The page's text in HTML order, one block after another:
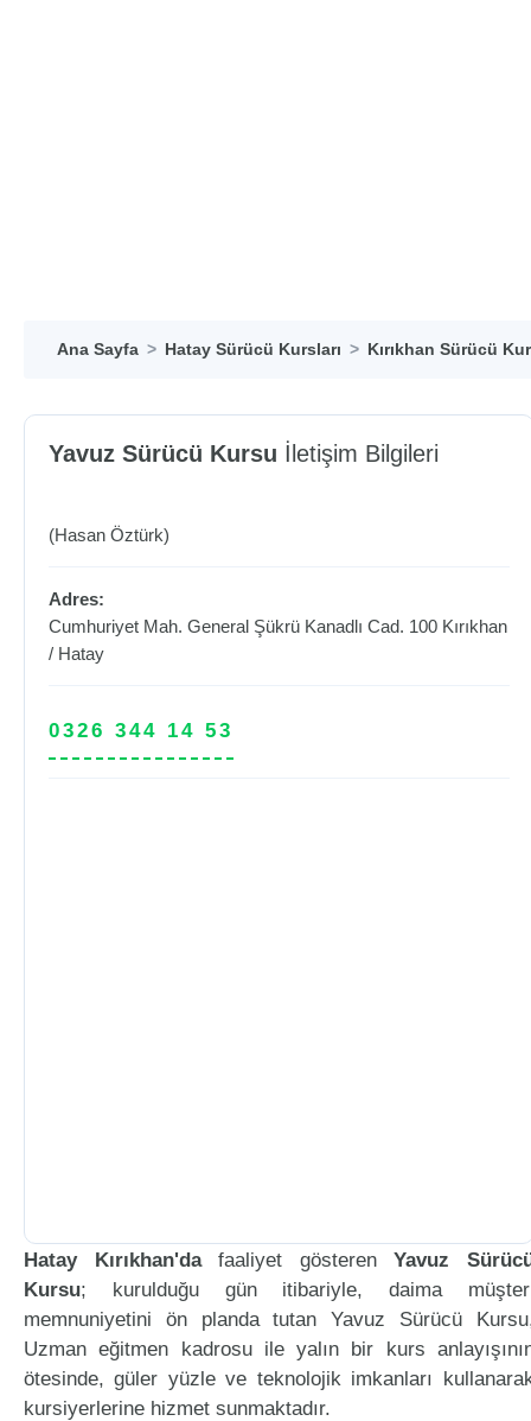
Ana Sayfa Hatay Sürücü Kursları Kırıkhan Sürücü
Yavuz Sürücü Kursu İletişim Bilgileri
(Hasan Öztürk)
Adres:
Cumhuriyet Mah. General Şükrü Kanadlı Cad. 100 Kırıkhan
/ Hatay
0326 344 14 53
Hatay Kırıkhan'dafaaliyet gösterenYavuz
Kursu; kurulduğu gün itibariyle, daima
memnuniyetini ön planda tutan Yavuz Sürücü
Uzman eğitmen kadrosu ile yalın bir kurs
ötesinde, güler yüzle ve teknolojik imkanları
kursiyerlerine hizmet sunmaktadır.